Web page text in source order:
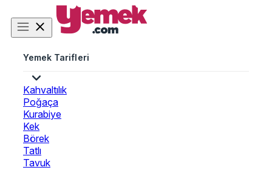
Yemek Tarifleri
Kahvaltılık
Poğaça
Kurabiye
Kek
Börek
Tatlı
Tavuk